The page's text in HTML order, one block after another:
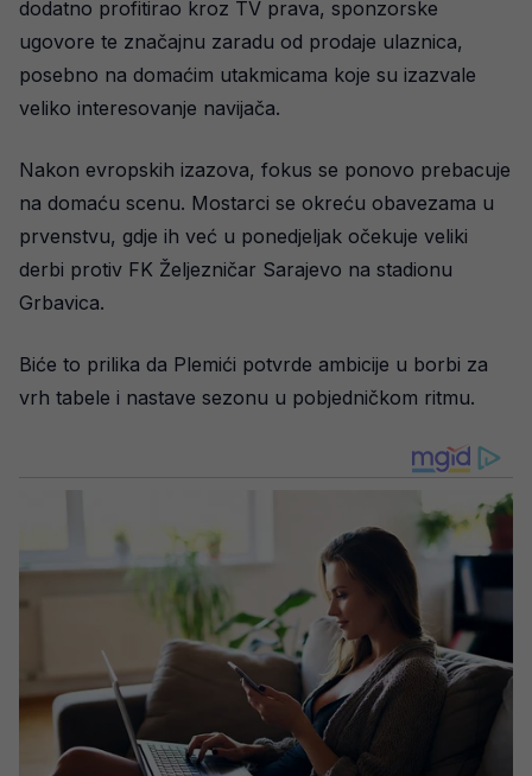
dodatno profitirao kroz TV prava, sponzorske
ugovore te značajnu zaradu od prodaje ulaznica,
posebno na domaćim utakmicama koje su izazvale
veliko interesovanje navijača.
Nakon evropskih izazova, fokus se ponovo prebacuje
na domaću scenu. Mostarci se okreću obavezama u
prvenstvu, gdje ih već u ponedjeljak očekuje veliki
derbi protiv FK Željezničar Sarajevo na stadionu
Grbavica.
Biće to prilika da Plemići potvrde ambicije u borbi za
vrh tabele i nastave sezonu u pobjedničkom ritmu.